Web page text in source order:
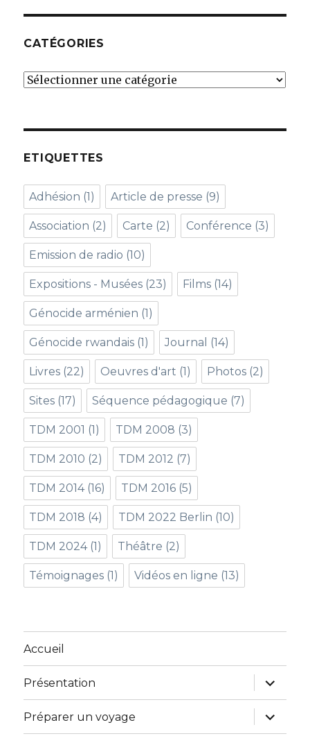
CATÉGORIES
Catégories
ETIQUETTES
Adhésion (1) Article de presse (9)
Association (2) Carte (2) Conférence (3)
Emission de radio (10)
Expositions - Musées (23) Films (14)
Génocide arménien (1)
Génocide rwandais (1) Journal (14)
Livres (22) Oeuvres d'art (1) Photos (2)
Sites (17) Séquence pédagogique (7)
TDM 2001 (1) TDM 2008 (3)
TDM 2010 (2) TDM 2012 (7)
TDM 2014(16) TDM 2016 (5)
TDM 2018 (4) TDM 2022 Berlin (10)
TDM 2024(1) Théâtre (2)
Témoignages (1) Vidéos en ligne (13)
Accueil
Présentation
ouvrir
le
sous-
menu
Préparer un voyage
ouvrir
le
sous-